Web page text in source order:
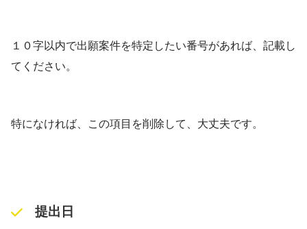
１０字以内で出願案件を特定したい番号があれば、記載し
てください。
特になければ、この項目を削除して、大丈夫です。
提出日